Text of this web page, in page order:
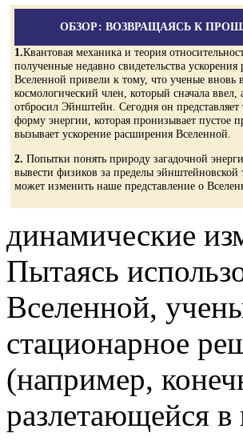
ОБЗОР: ВОЗВРАЩАЯСЬ К
1.Квантовая механика и теория
полученные недавно свидетельства
Вселенной привели к тому, что ученые вновь
космологический член, который сначала ввел,
отбросил Эйнштейн. Сегодня он
форму энергии, которая пронизывает пустое
вызывает ускорение расширения Вселенной.
2. Попытки понять природу загадочной
вывести физиков за пределы эйнштейновской
может изменить наше представление о
динамические
Пытаясь
Вселенной,
стационарное
(например,
разлетающейся в